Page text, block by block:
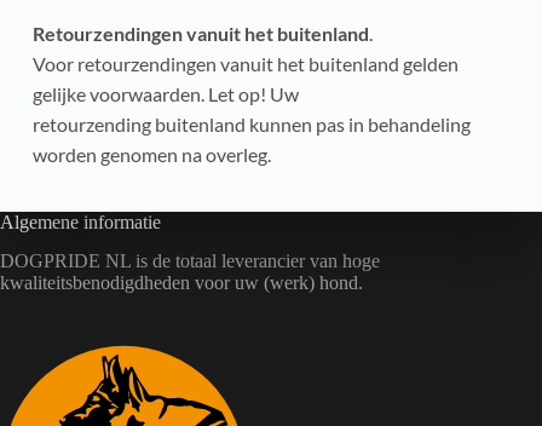
Retourzendingen vanuit het buitenland
Voor retourzendingen vanuit het buitenland gelden
gelijke voorwaarden. Let op! Uw
retourzending buitenland kunnen pas in behandeling
worden genomen na overleg.
Algemene informatie
DOGPRIDE NL is de totaal leverancier van hoge
kwaliteitsbenodigdheden voor uw (werk) hond.